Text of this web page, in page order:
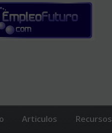
Articulos Recursos